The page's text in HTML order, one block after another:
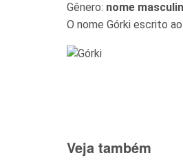
Gênero: nome
O nome Górki escrito
Veja também